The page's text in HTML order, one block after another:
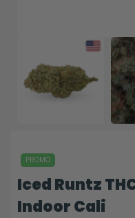
PROMO
Iced Runtz
Indoor Cali